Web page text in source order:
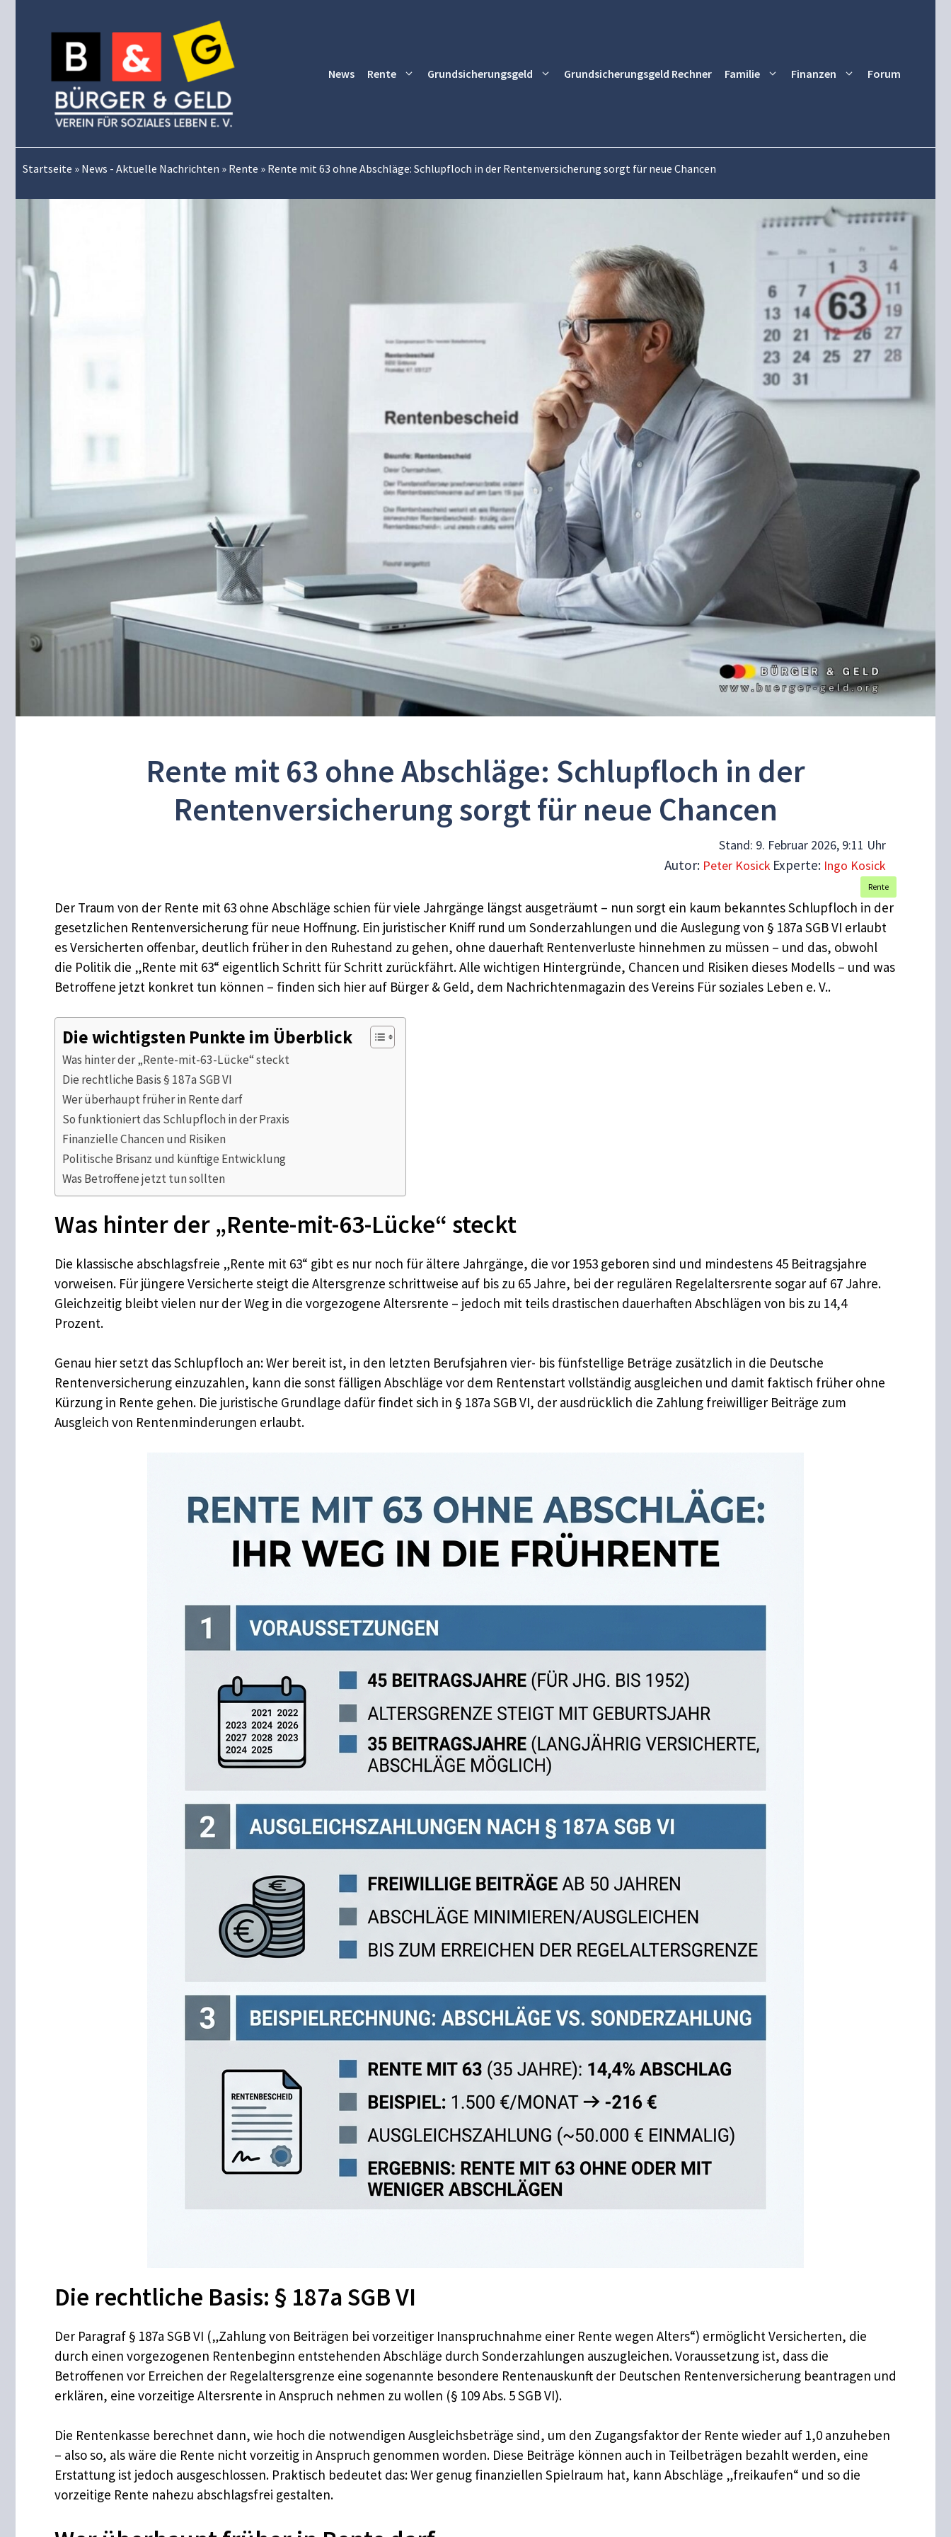
News Rente Grundsicherungsgeld Grundsicherungsgeld Rechner Familie Finanzen Forum
Startseite » News - Aktuelle Nachrichten » Rente » Rente mit 63 ohne Abschläge: Schlupfloch in der Rentenversicherung sorgt für neue Chancen
Rente mit 63 ohne Abschläge: Schlupfloch in der
Rentenversicherung sorgt für neue Chancen
Stand: 9. Februar 2026, 9:11 Uhr
Autor: Peter Kosick Experte: Ingo Kosick
Rente
Der Traum von der Rente mit 63 ohne Abschläge schien für viele Jahrgänge längst ausgeträumt – nun sorgt ein kaum bekanntes Schlupfloch in der
gesetzlichen Rentenversicherung für neue Hoffnung. Ein juristischer Kniff rund um Sonderzahlungen und die Auslegung von § 187a SGB VI erlaubt
es Versicherten offenbar, deutlich früher in den Ruhestand zu gehen, ohne dauerhaft Rentenverluste hinnehmen zu müssen – und das, obwohl
die Politik die „Rente mit 63“ eigentlich Schritt für Schritt zurückfährt. Alle wichtigen Hintergründe, Chancen und Risiken dieses Modells – und was
Betroffene jetzt konkret tun können – finden sich hier auf Bürger & Geld, dem Nachrichtenmagazin des Vereins Für soziales Leben e. V..
Die wichtigsten Punkte im Überblick
Was hinter der „Rente-mit-63-Lücke“ steckt
Die rechtliche Basis § 187a SGB VI
Wer überhaupt früher in Rente darf
So funktioniert das Schlupfloch in der Praxis
Finanzielle Chancen und Risiken
Politische Brisanz und künftige Entwicklung
Was Betroffene jetzt tun sollten
Was hinter der „Rente-mit-63-Lücke“ steckt
Die klassische abschlagsfreie „Rente mit 63“ gibt es nur noch für ältere Jahrgänge, die vor 1953 geboren sind und mindestens 45 Beitragsjahre
vorweisen. Für jüngere Versicherte steigt die Altersgrenze schrittweise auf bis zu 65 Jahre, bei der regulären Regelaltersrente sogar auf 67 Jahre.
Gleichzeitig bleibt vielen nur der Weg in die vorgezogene Altersrente – jedoch mit teils drastischen dauerhaften Abschlägen von bis zu 14,4
Prozent.
Genau hier setzt das Schlupfloch an: Wer bereit ist, in den letzten Berufsjahren vier- bis fünfstellige Beträge zusätzlich in die Deutsche
Rentenversicherung einzuzahlen, kann die sonst fälligen Abschläge vor dem Rentenstart vollständig ausgleichen und damit faktisch früher ohne
Kürzung in Rente gehen. Die juristische Grundlage dafür findet sich in § 187a SGB VI, der ausdrücklich die Zahlung freiwilliger Beiträge zum
Ausgleich von Rentenminderungen erlaubt.
Die rechtliche Basis: § 187a SGB VI
Der Paragraf § 187a SGB VI („Zahlung von Beiträgen bei vorzeitiger Inanspruchnahme einer Rente wegen Alters“) ermöglicht Versicherten, die
durch einen vorgezogenen Rentenbeginn entstehenden Abschläge durch Sonderzahlungen auszugleichen. Voraussetzung ist, dass die
Betroffenen vor Erreichen der Regelaltersgrenze eine sogenannte besondere Rentenauskunft der Deutschen Rentenversicherung beantragen und
erklären, eine vorzeitige Altersrente in Anspruch nehmen zu wollen (§ 109 Abs. 5 SGB VI).
Die Rentenkasse berechnet dann, wie hoch die notwendigen Ausgleichsbeträge sind, um den Zugangsfaktor der Rente wieder auf 1,0 anzuheben
– also so, als wäre die Rente nicht vorzeitig in Anspruch genommen worden. Diese Beiträge können auch in Teilbeträgen bezahlt werden, eine
Erstattung ist jedoch ausgeschlossen. Praktisch bedeutet das: Wer genug finanziellen Spielraum hat, kann Abschläge „freikaufen“ und so die
vorzeitige Rente nahezu abschlagsfrei gestalten.